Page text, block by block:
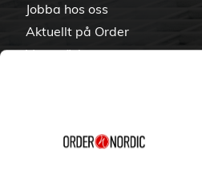
Jobba hos oss
Aktuellt på Order
Varumärken